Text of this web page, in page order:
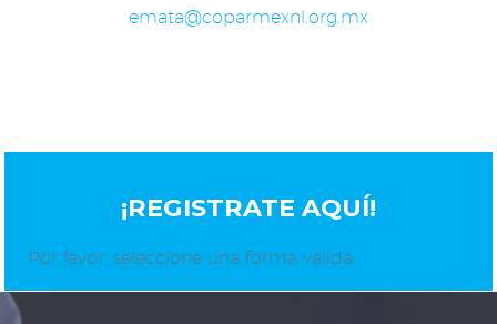
emata@coparmexnl.org.mx
¡REGISTRATE AQUÍ!
Por favor, seleccione una forma válida